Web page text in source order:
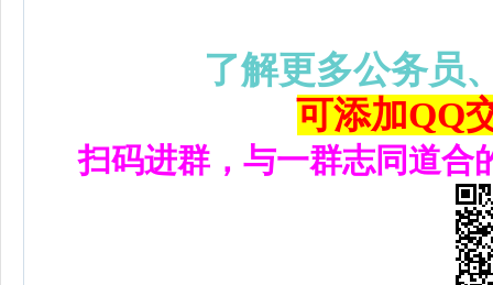
了解更多公务员
可添加QQ
扫码进群，与一群志同道合